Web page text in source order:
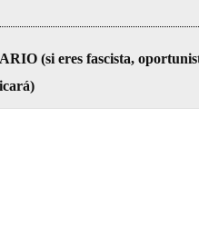
(si eres fascista,